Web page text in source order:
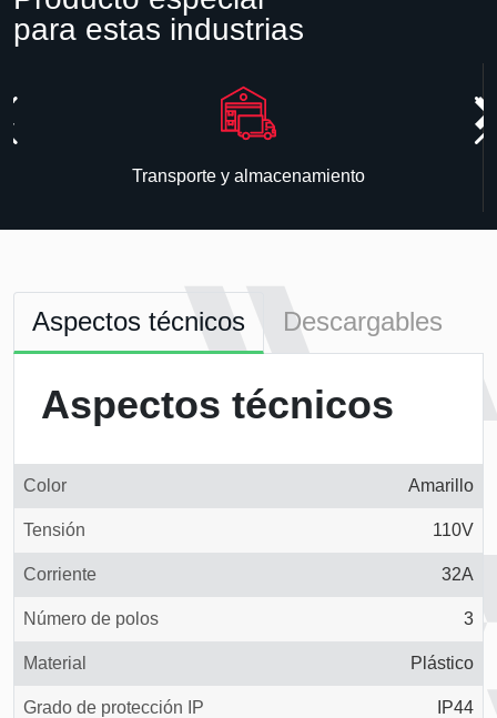
para estas industrias
Transporte y almacenamiento
Aspectos técnicos Descargables
Aspectos técnicos
Color Amarillo
Tensión 110V
Corriente 32A
Número de polos 3
Material Plástico
Grado de protección IP IP44